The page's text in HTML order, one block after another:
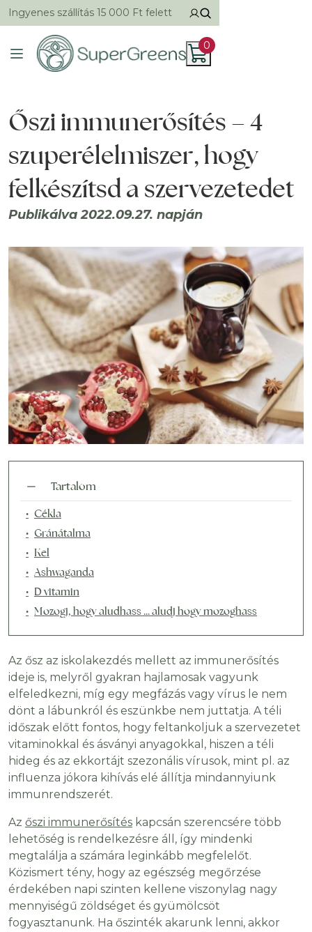
Ingyenes szállítás 15 000 Ft felett
0
Őszi immunerősítés – 4
szuperélelmiszer, hogy
felkészítsd a szervezetedet
Publikálva 2022.09.27. napján
Tartalom
Cékla
Gránátalma
Kel
Ashwaganda
D vitamin
Mozogj, hogy aludhass … aludj hogy mozoghass
Az ősz az iskolakezdés mellett az immunerősítés
ideje is, melyről gyakran hajlamosak vagyunk
elfeledkezni, míg egy megfázás vagy vírus le nem
dönt a lábunkról és eszünkbe nem juttatja. A téli
időszak előtt fontos, hogy feltankoljuk a szervezetet
vitaminokkal és ásványi anyagokkal, hiszen a téli
hideg és az ekkortájt szezonális vírusok, mint pl. az
influenza jókora kihívás elé állítja mindannyiunk
immunrendszerét.
Az őszi immunerősítés kapcsán szerencsére több
lehetőség is rendelkezésre áll, így mindenki
megtalálja a számára leginkább megfelelőt.
Közismert tény, hogy az egészség megőrzése
érdekében napi szinten kellene viszonylag nagy
mennyiségű zöldséget és gyümölcsöt
fogyasztanunk. Ha őszinték akarunk lenni, akkor